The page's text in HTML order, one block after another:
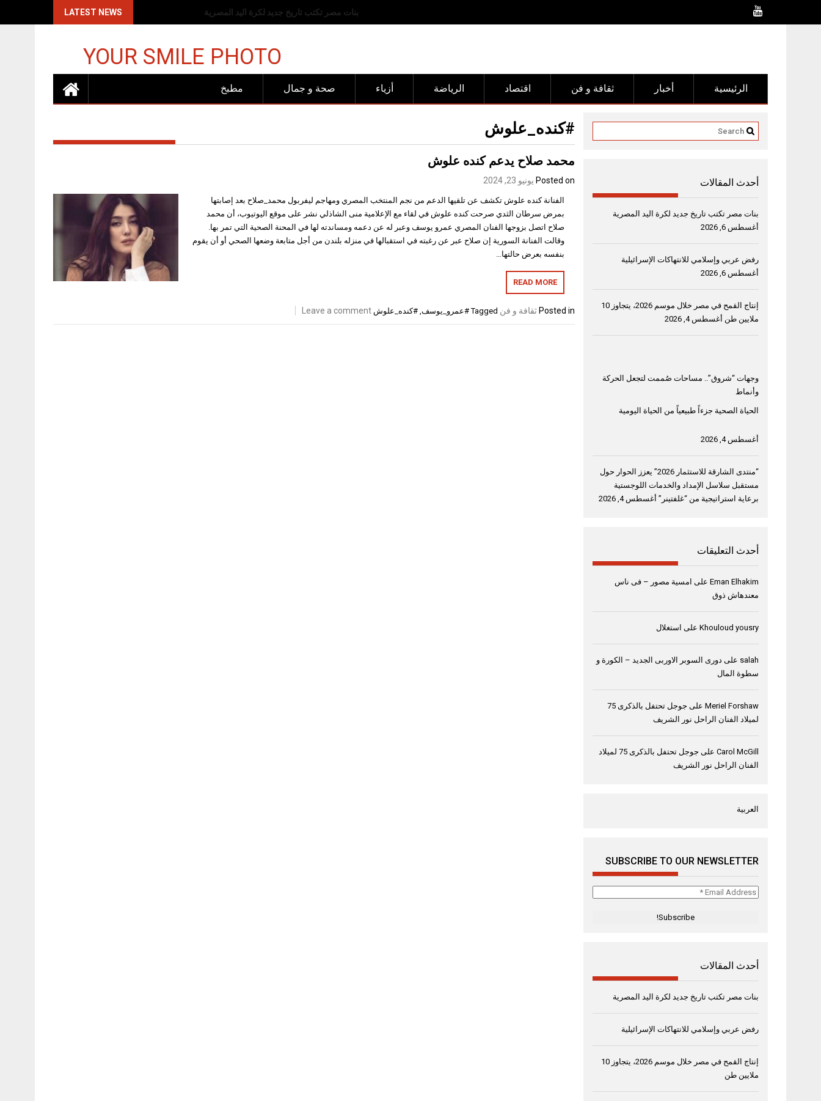
LATEST NEWS رفض عربي وإسلامي للانتهاكات الإسرائيلية
YOUR SMILE PHOTO
مطبخ صحة و جمال أزياء الرياضة اقتصاد ثقافة و فن أخبار الرئيسية
#كنده_علوش
محمد صلاح يدعم كنده علوش
Posted on يونيو 23, 2024
الفنانة كنده علوش تكشف عن تلقيها الدعم من نجم المنتخب المصري ومهاجم ليفربول محمد_صلاح بعد إصابتها
بمرض سرطان الثدي صرحت كنده علوش في لقاء مع الإعلامية منى الشاذلي نشر على موقع اليوتيوب، أن محمد
صلاح اتصل بزوجها الفنان المصري عمرو يوسف وعبر له عن دعمه ومساندته لها في المحنة الصحية التي تمر بها.
وقالت الفنانة السورية إن صلاح عبر عن رغبته في استقبالها في منزله بلندن من أجل متابعة وضعها الصحي أو أن يقوم
بنفسه بعرض حالتها…
READ MORE
Posted in ثقافة و فن Tagged #عمرو_يوسف, #كنده_علوش Leave a comment
أحدث المقالات
بنات مصر تكتب تاريخ جديد لكرة اليد المصرية
أغسطس 6, 2026
رفض عربي وإسلامي للانتهاكات الإسرائيلية
أغسطس 6, 2026
إنتاج القمح في مصر خلال موسم 2026، يتجاوز 10
ملايين طن أغسطس 4, 2026
وجهات “شروق”.. مساحات صُممت لتجعل الحركة
وأنماط
الحياة الصحية جزءاً طبيعياً من الحياة اليومية
أغسطس 4, 2026
“منتدى الشارقة للاستثمار 2026” يعزز الحوار حول
مستقبل سلاسل الإمداد والخدمات اللوجستية
برعاية استراتيجية من “غلفتينر” أغسطس 4, 2026
أحدث التعليقات
Eman Elhakim على امسية مصور – فى ناس
معندهاش ذوق
Khouloud yousry على استغلال
salah على دورى السوبر الاوربى الجديد – الكورة و
سطوة المال
Meriel Forshaw على
جوجل تحتفل بالذكرى 75
لميلاد الفنان الراحل نور الشريف
Carol McGill على
جوجل تحتفل بالذكرى 75 لميلاد
الفنان الراحل نور الشريف
العربية
SUBSCRIBE TO OUR NEWSLETTER
Email
أحدث المقالات
بنات مصر تكتب تاريخ جديد لكرة اليد المصرية
رفض عربي وإسلامي للانتهاكات الإسرائيلية
إنتاج القمح في مصر خلال موسم 2026، يتجاوز 10
ملايين طن